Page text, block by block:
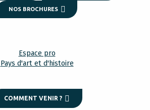
NOS BROCHURES
Espace pro
Pays d'art et d'histoire
COMMENT VENIR ?